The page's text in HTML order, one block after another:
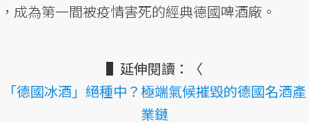
，成為第一間被疫情害死的經典德國啤酒廠。
▌延伸閱讀：〈
「德國冰酒」絕種中？極端氣候摧毀的德國名酒產
業鏈